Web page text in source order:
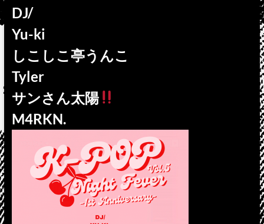
DJ/
Yu-ki
しこしこ亭うんこ
Tyler
サンさん太陽
M4RKN.